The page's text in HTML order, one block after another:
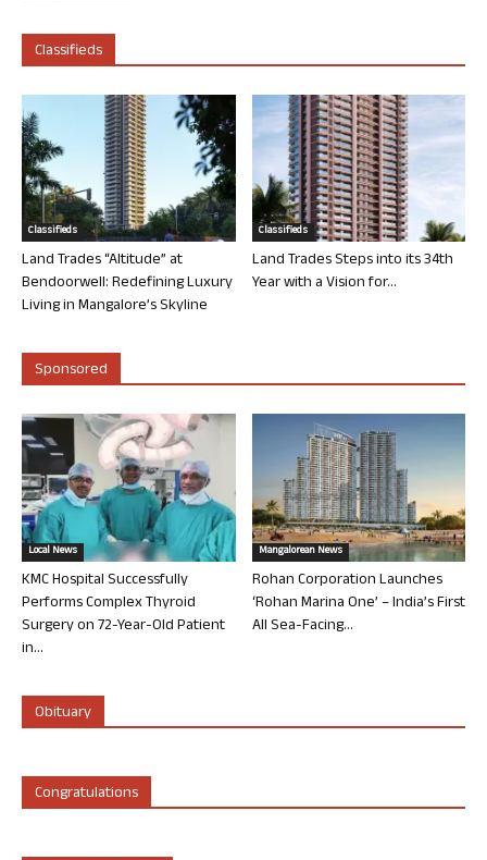
Classifieds
Classifieds
Land Trades “Altitude” at
Bendoorwell: Redefining Luxury
Living in Mangalore’s Skyline
Classifieds
Land Trades Steps into its 34th
Year with a Vision for...
Sponsored
Local News
KMC Hospital Successfully
Performs Complex Thyroid
Surgery on 72-Year-Old Patient
in...
Mangalorean News
Rohan Corporation Launches
‘Rohan Marina One’ – India’s First
All Sea-Facing...
Obituary
Congratulations